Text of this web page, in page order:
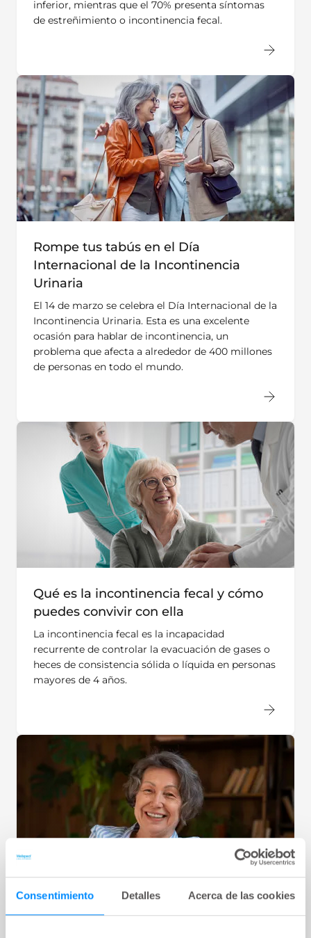
Consentimiento Detalles Acerca de las cookies
inferior, mientras que el 70% presenta síntomas
de estreñimiento o incontinencia fecal.
Rompe tus tabús en el Día
Internacional de la Incontinencia
Urinaria
El 14 de marzo se celebra el Día Internacional de la
Incontinencia Urinaria. Esta es una excelente
ocasión para hablar de incontinencia, un
problema que afecta a alrededor de 400 millones
de personas en todo el mundo.
Qué es la incontinencia fecal y cómo
puedes convivir con ella
La incontinencia fecal es la incapacidad
recurrente de controlar la evacuación de gases o
heces de consistencia sólida o líquida en personas
mayores de 4 años.